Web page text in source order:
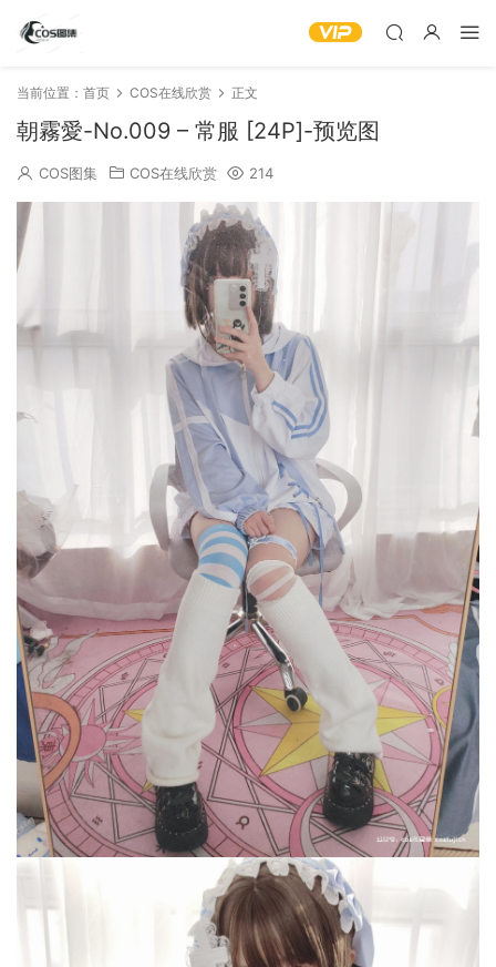
当前位置： 首页 COS在线欣赏 正文
朝霧愛-No.009 – 常服 [24P]-预览图
COS图集 COS在线欣赏 214